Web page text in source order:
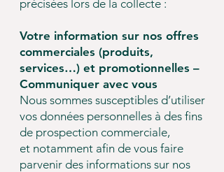
précisées lors de la collecte :
Votre information sur nos offres
commerciales (produits,
services…) et promotionnelles –
Communiquer avec vous
Nous sommes susceptibles d’utiliser
vos données personnelles à des fins
de prospection commerciale,
et notamment afin de vous faire
parvenir des informations sur nos